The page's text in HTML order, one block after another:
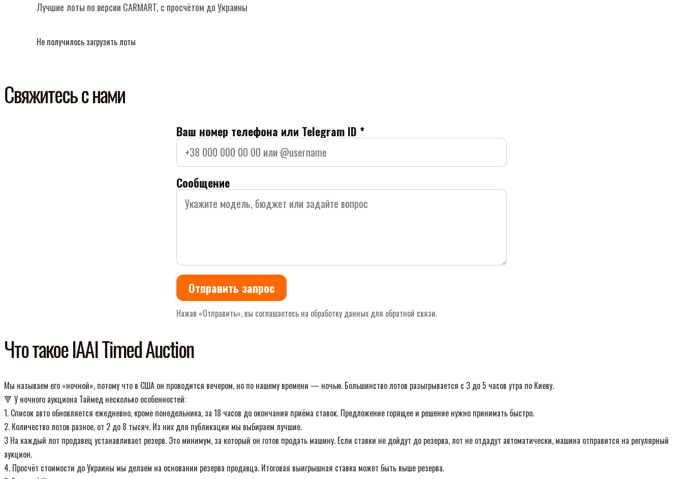
Лучшие лоты по версии CARMART, с просчётом до Украины
Не получилось загрузить лоты
Свяжитесь с нами
Ваш номер телефона или Telegram ID *
Сообщение
Отправить запрос
Нажав «Отправить», вы соглашаетесь на обработку данных для обратной связи.
Что такое IAAI Timed Auction
Мы называем его «ночной», потому что в США он проводится вечером, но по нашему времени — ночью. Большинство лотов разыгрывается с 3 до 5 часов утра по Киеву.
🔻 У ночного аукциона Таймед несколько особенностей:
1. Список авто обновляется ежедневно, кроме понедельника, за 18 часов до окончания приёма ставок. Предложение горящее и решение нужно принимать быстро.
2. Количество лотов разное, от 2 до 8 тысяч. Из них для публикации мы выбираем лучшие.
3 На каждый лот продавец устанавливает резерв. Это минимум, за который он готов продать машину. Если ставки не дойдут до резерва, лот не отдадут автоматически, машина отправится на регулярный
аукцион.
4. Просчёт стоимости до Украины мы делаем на основании резерва продавца. Итоговая выигрышная ставка может быть выше резерва.